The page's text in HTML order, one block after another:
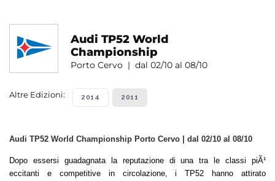
Audi TP52 World
Championship
Porto Cervo | dal 02/10 al 08/10
Altre Edizioni: 2014 2011
Audi TP52 World Championship Porto Cervo | dal 02/10 al 08/10
Dopo essersi guadagnata la reputazione di una tra le classi piÃ¹
eccitanti e competitive in circolazione, i TP52 hanno attirato